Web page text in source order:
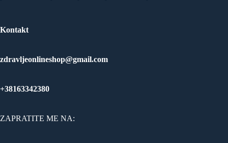
Kontakt
zdravljeonlineshop@gmail.com
+38163342380
ZAPRATITE ME NA: